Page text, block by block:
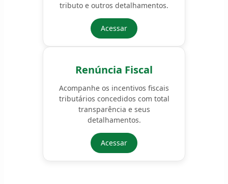
tributo e outros detalhamentos.
Acessar
Renúncia Fiscal
Acompanhe os incentivos fiscais
tributários concedidos com total
transparência e seus
detalhamentos.
Acessar